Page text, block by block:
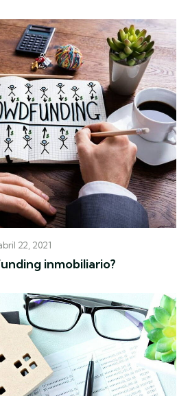
22, 2021
inmobiliario?